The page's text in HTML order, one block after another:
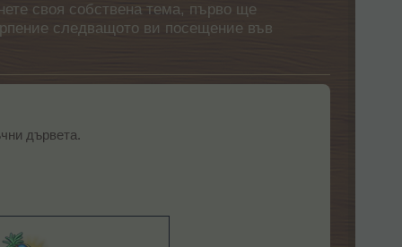
своя собствена тема, първо ще
следващото ви посещение във
дървета.